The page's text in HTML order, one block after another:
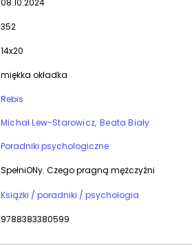
08.10.2024
352
14x20
miękka okładka
Rebis
Michał Lew-Starowicz Beata Biały
Poradniki psychologiczne
SpełniONy. Czego pragną mężczyźni
Książki / poradniki / psychologia
9788383380599